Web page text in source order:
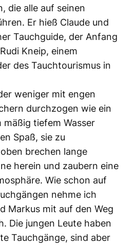
die alle auf seinen
Er hieß Claude und
Tauchguide, der Anfang
Kneip, einem
des Tauchtourismus in
weniger mit engen
durchzogen wie ein
mäßig tiefem Wasser
Spaß, sie zu
brechen lange
herein und zaubern eine
Wie schon auf
nehme ich
Markus mit auf den Weg
Die jungen Leute haben
Tauchgänge, sind aber